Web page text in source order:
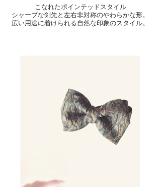
こなれたポインテッドスタイル
シャープな剣先と左右非対称のやわらかな形。
広い用途に着けられる自然な印象のスタイル。